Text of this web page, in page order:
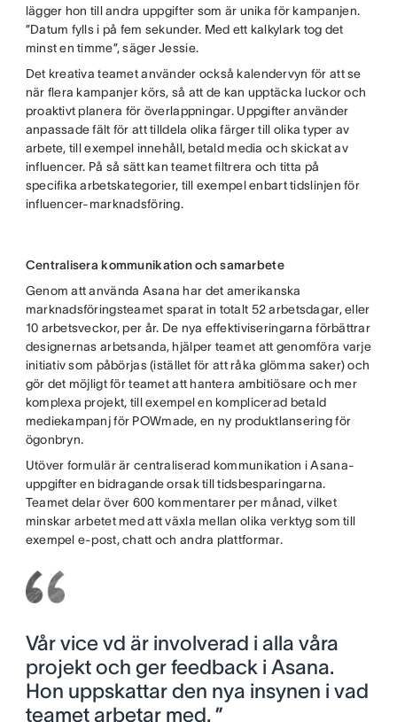
lägger hon till andra uppgifter som är unika för kampanjen.
”Datum fylls i på fem sekunder. Med ett kalkylark tog det
minst en timme”, säger Jessie.
Det kreativa teamet använder också kalendervyn för att se
när flera kampanjer körs, så att de kan upptäcka luckor och
proaktivt planera för överlappningar. Uppgifter använder
anpassade fält för att tilldela olika färger till olika typer av
arbete, till exempel innehåll, betald media och skickat av
influencer. På så sätt kan teamet filtrera och titta på
specifika arbetskategorier, till exempel enbart tidslinjen för
influencer-marknadsföring.
Centralisera kommunikation och samarbete
Genom att använda Asana har det amerikanska
marknadsföringsteamet sparat in totalt 52 arbetsdagar, eller
10 arbetsveckor, per år. De nya effektiviseringarna förbättrar
designernas arbetsanda, hjälper teamet att genomföra varje
initiativ som påbörjas (istället för att råka glömma saker) och
gör det möjligt för teamet att hantera ambitiösare och mer
komplexa projekt, till exempel en komplicerad betald
mediekampanj för POWmade, en ny produktlansering för
ögonbryn.
Utöver formulär är centraliserad kommunikation i Asana-
uppgifter en bidragande orsak till tidsbesparingarna.
Teamet delar över 600 kommentarer per månad, vilket
minskar arbetet med att växla mellan olika verktyg som till
exempel e-post, chatt och andra plattformar.
Vår vice vd är involverad i alla våra
projekt och ger feedback i Asana.
Hon uppskattar den nya insynen i vad
teamet arbetar med. ”